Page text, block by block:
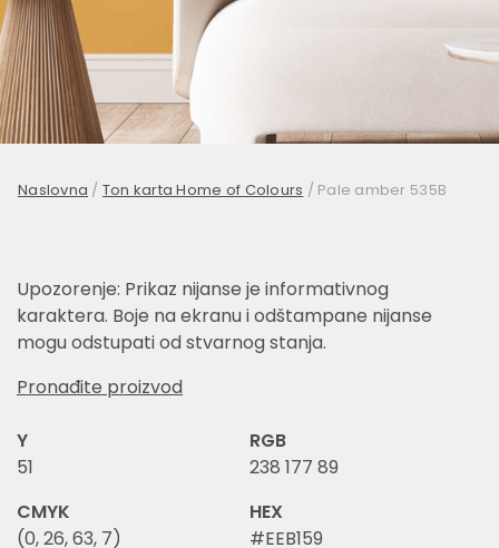
Naslovna / Ton karta Home of Colours / Pale amber 535B
Upozorenje: Prikaz nijanse je informativnog
karaktera. Boje na ekranu i odštampane nijanse
mogu odstupati od stvarnog stanja.
Pronađite proizvod
Y
51
RGB
238 177 89
CMYK
(0, 26, 63, 7)
HEX
#EEB159